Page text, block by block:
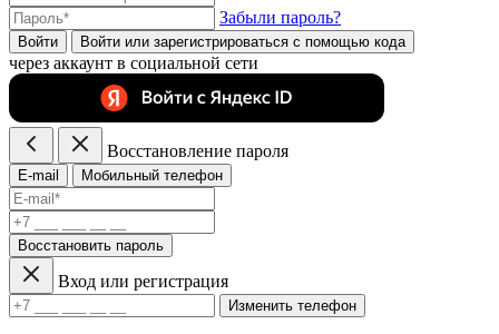
Забыли пароль?
Войти Войти или зарегистрироватьcя с помощью кода
через аккаунт в социальной сети
Восстановление пароля
E-mail Мобильный телефон
Восстановить пароль
Вход или регистрация
Изменить телефон